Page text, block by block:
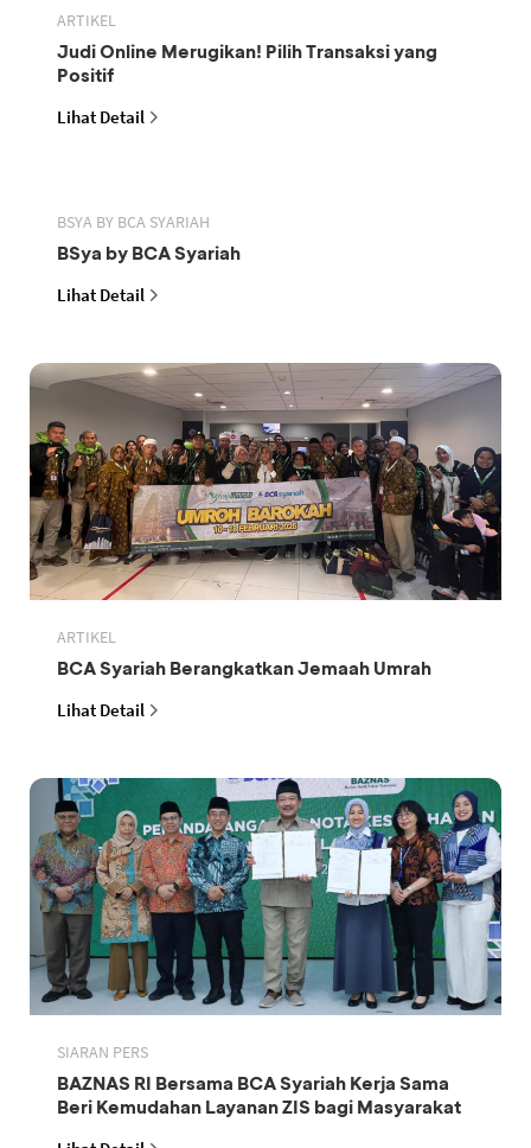
ARTIKEL
Judi Online Merugikan! Pilih Transaksi yang
Positif
Lihat Detail
BSYA BY BCA SYARIAH
BSya by BCA Syariah
Lihat Detail
ARTIKEL
BCA Syariah Berangkatkan Jemaah Umrah
Lihat Detail
SIARAN PERS
BAZNAS RI Bersama BCA Syariah Kerja Sama
Beri Kemudahan Layanan ZIS bagi Masyarakat